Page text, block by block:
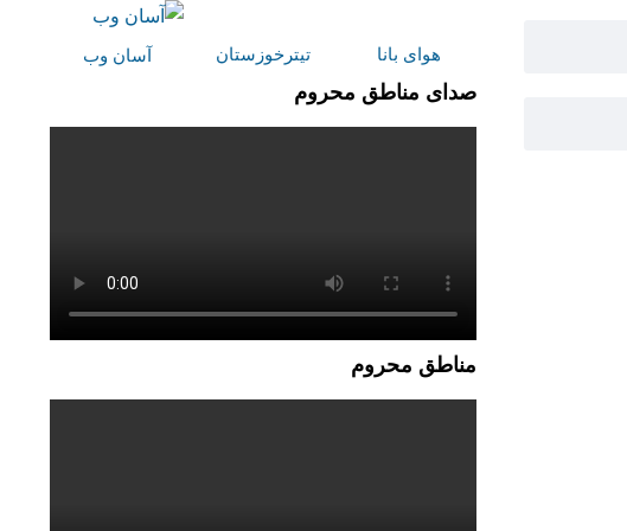
هوای بانا تیترخوزستان آسان وب
صدای مناطق محروم
مناطق محروم